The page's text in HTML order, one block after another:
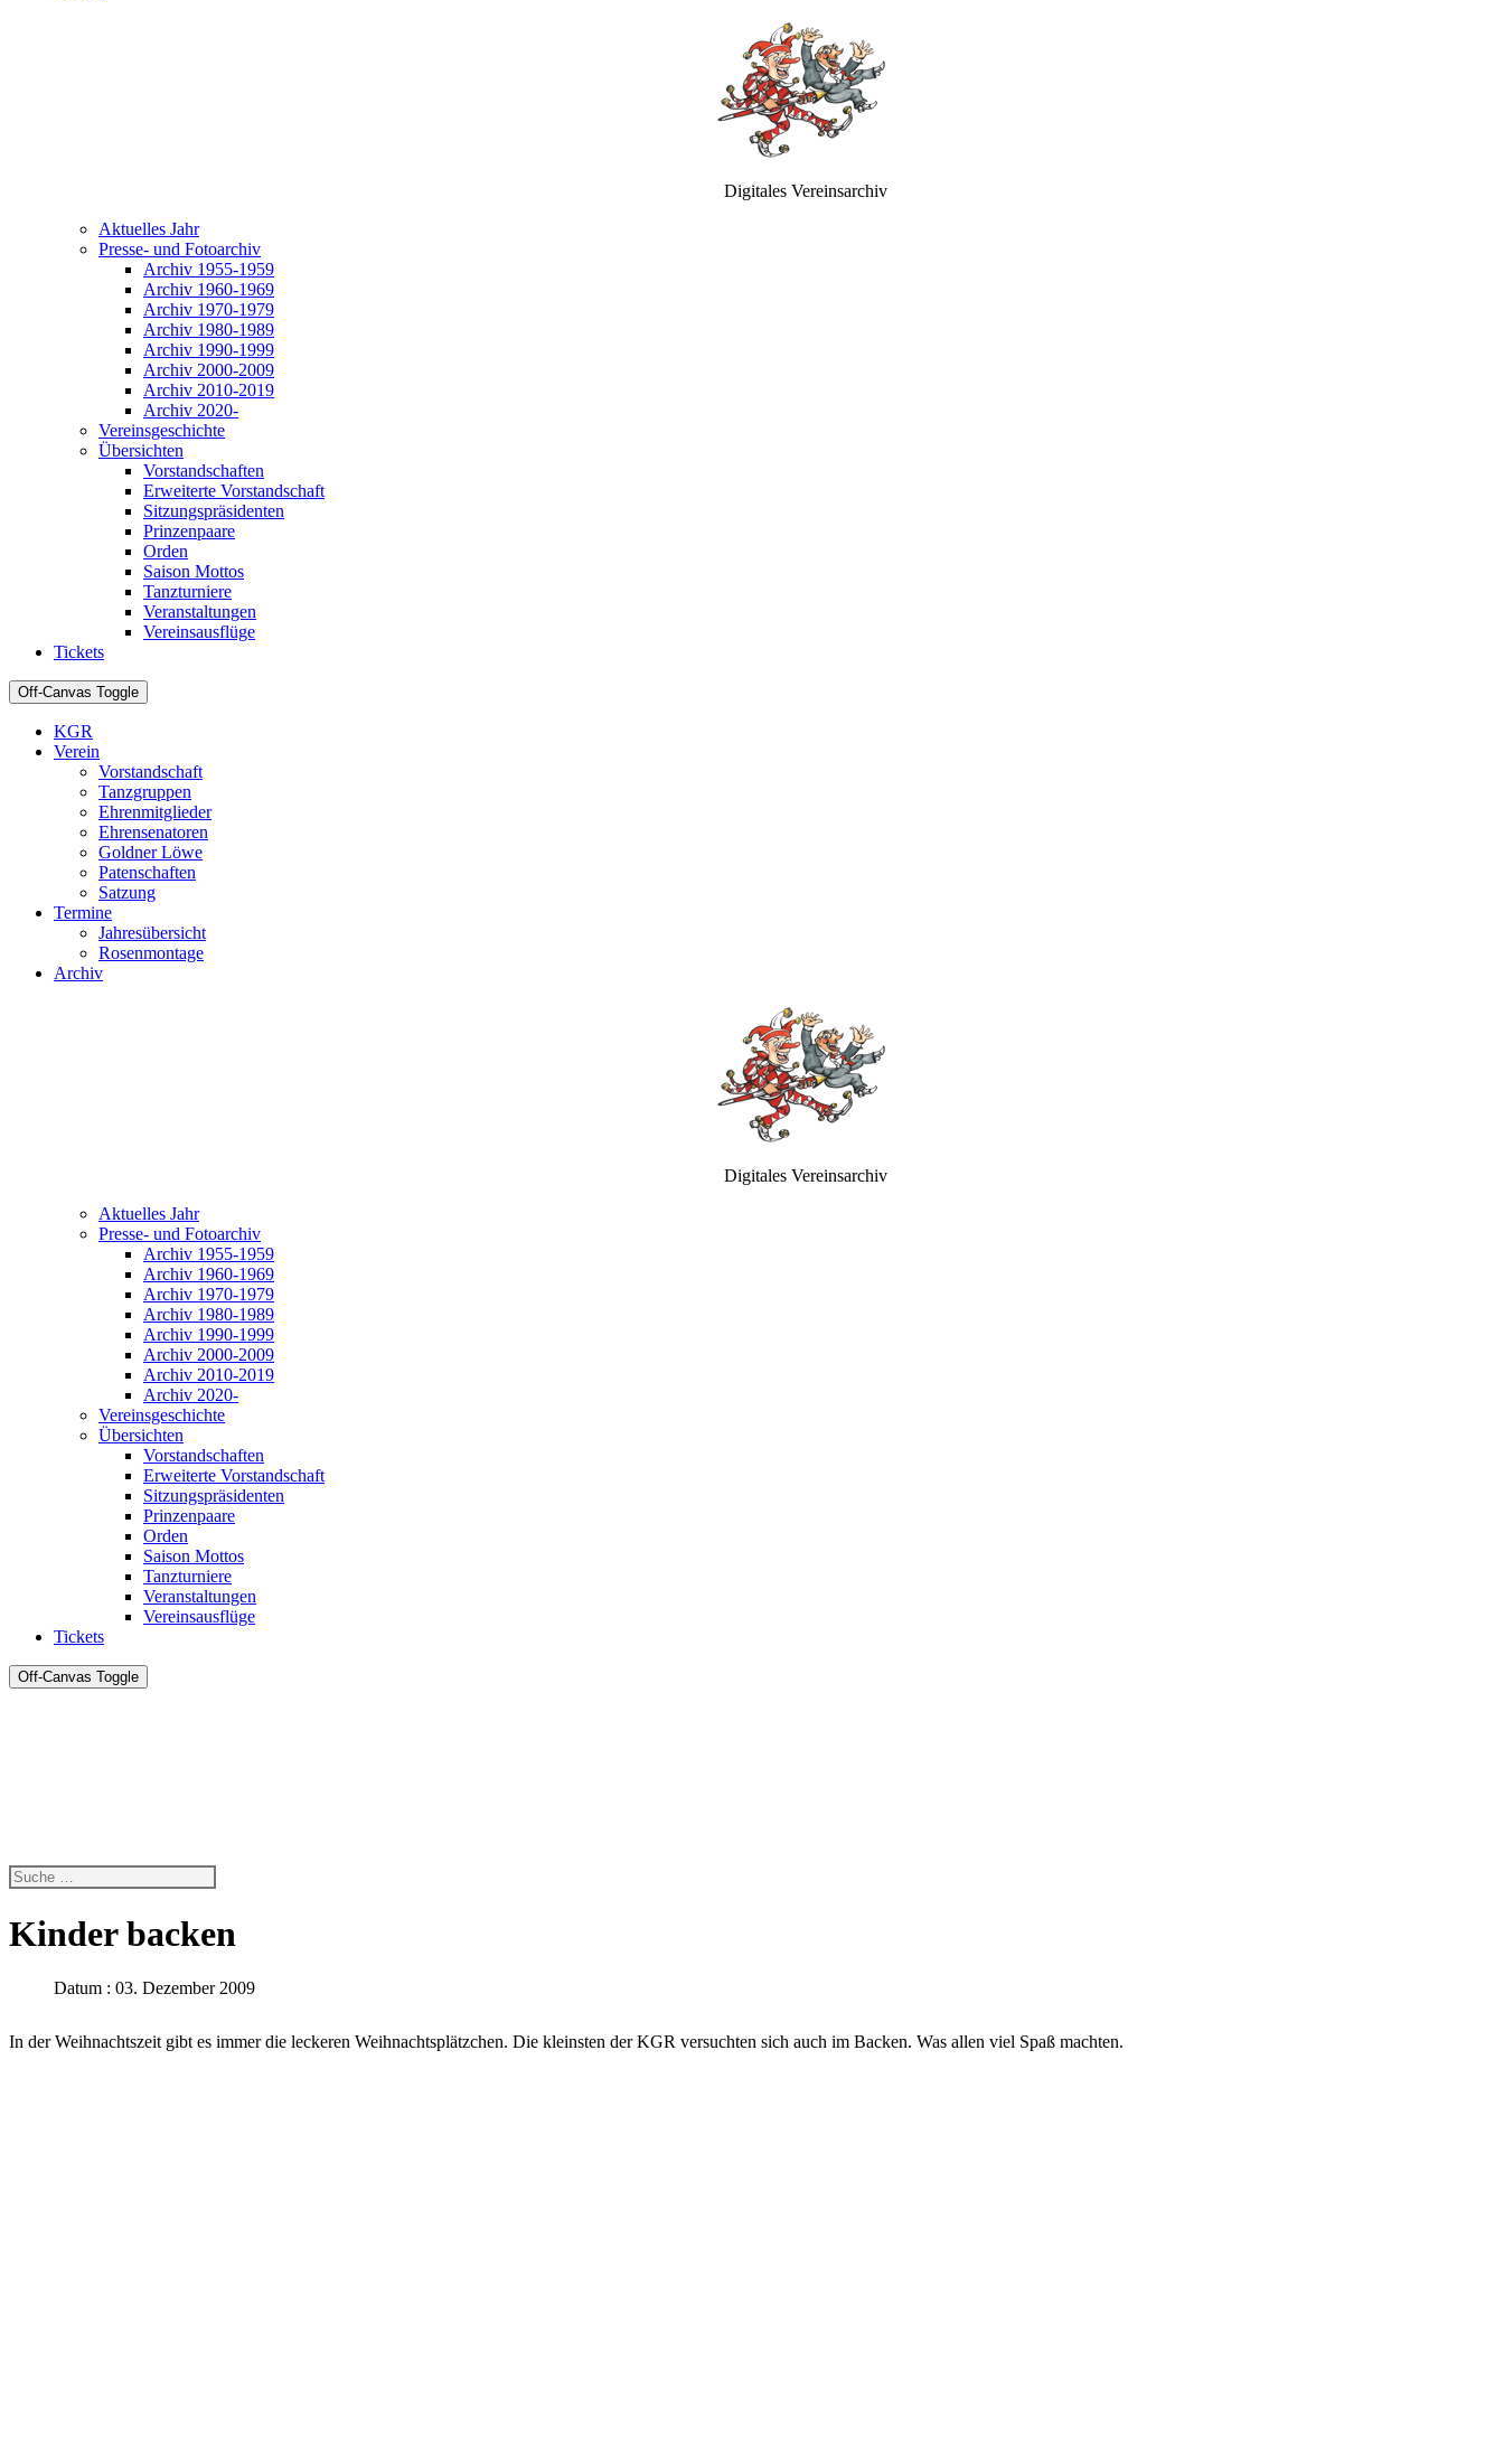
Digitales Vereinsarchiv
Aktuelles Jahr
Presse- und Fotoarchiv
Archiv 1955-1959
Archiv 1960-1969
Archiv 1970-1979
Archiv 1980-1989
Archiv 1990-1999
Archiv 2000-2009
Archiv 2010-2019
Archiv 2020-
Vereinsgeschichte
Übersichten
Vorstandschaften
Erweiterte Vorstandschaft
Sitzungspräsidenten
Prinzenpaare
Orden
Saison Mottos
Tanzturniere
Veranstaltungen
Vereinsausflüge
Tickets
Off-Canvas Toggle
KGR
Verein
Vorstandschaft
Tanzgruppen
Ehrenmitglieder
Ehrensenatoren
Goldner Löwe
Patenschaften
Satzung
Termine
Jahresübersicht
Rosenmontage
Archiv
Digitales Vereinsarchiv
Aktuelles Jahr
Presse- und Fotoarchiv
Archiv 1955-1959
Archiv 1960-1969
Archiv 1970-1979
Archiv 1980-1989
Archiv 1990-1999
Archiv 2000-2009
Archiv 2010-2019
Archiv 2020-
Vereinsgeschichte
Übersichten
Vorstandschaften
Erweiterte Vorstandschaft
Sitzungspräsidenten
Prinzenpaare
Orden
Saison Mottos
Tanzturniere
Veranstaltungen
Vereinsausflüge
Tickets
Off-Canvas Toggle
Kinder backen
Datum : 03. Dezember 2009
In der Weihnachtszeit gibt es immer die leckeren Weihnachtsplätzchen. Die kleinsten der KGR versuchten sich auch im Backen. Was allen viel Spaß machten.